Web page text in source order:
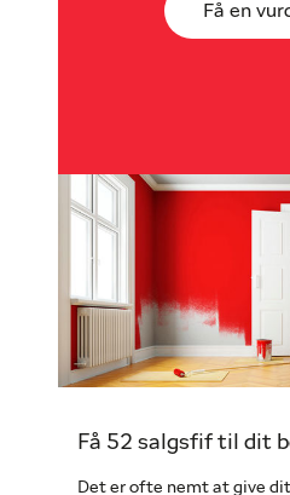
Få en
Få 52 salgsfif til dit
Det er ofte nemt at give